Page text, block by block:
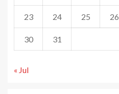
23 24 25 26
30 31
« Jul